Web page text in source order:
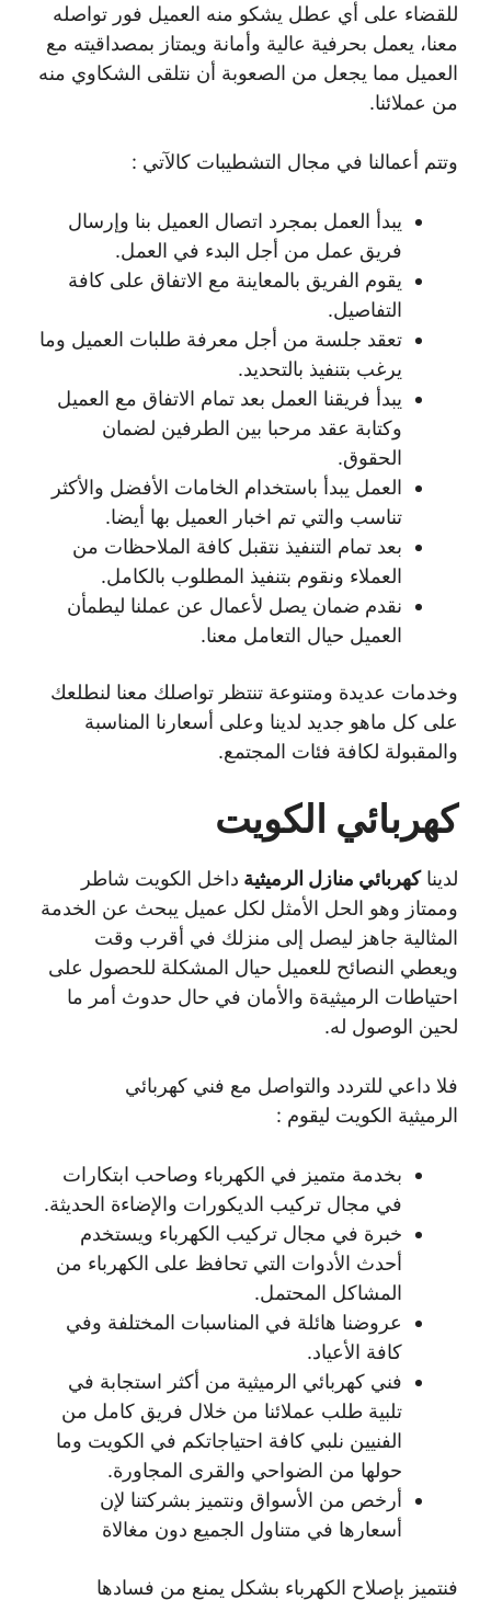
للقضاء على أي عطل يشكو منه العميل فور تواصله
معنا، يعمل بحرفية عالية وأمانة ويمتاز بمصداقيته مع
العميل مما يجعل من الصعوبة أن نتلقى الشكاوي منه
من عملائنا.
وتتم أعمالنا في مجال التشطيبات كالآتي :
يبدأ العمل بمجرد اتصال العميل بنا وإرسال
فريق عمل من أجل البدء في العمل.
يقوم الفريق بالمعاينة مع الاتفاق على كافة
التفاصيل.
تعقد جلسة من أجل معرفة طلبات العميل وما
يرغب بتنفيذ بالتحديد.
يبدأ فريقنا العمل بعد تمام الاتفاق مع العميل
وكتابة عقد مرحبا بين الطرفين لضمان
الحقوق.
العمل يبدأ باستخدام الخامات الأفضل والأكثر
تناسب والتي تم اخبار العميل بها أيضا.
بعد تمام التنفيذ نتقبل كافة الملاحظات من
العملاء ونقوم بتنفيذ المطلوب بالكامل.
نقدم ضمان يصل لأعمال عن عملنا ليطمأن
العميل حيال التعامل معنا.
وخدمات عديدة ومتنوعة تنتظر تواصلك معنا لنطلعك
على كل ماهو جديد لدينا وعلى أسعارنا المناسبة
والمقبولة لكافة فئات المجتمع.
كهربائي الكويت
لديناكهربائي منازل الرميثية داخل الكويت شاطر
وممتاز وهو الحل الأمثل لكل عميل يبحث عن الخدمة
المثالية جاهز ليصل إلى منزلك في أقرب وقت
ويعطي النصائح للعميل حيال المشكلة للحصول على
احتياطات الرميثيةة والأمان في حال حدوث أمر ما
لحين الوصول له.
فلا داعي للتردد والتواصل مع فني كهربائي
الرميثية الكويت ليقوم :
بخدمة متميز في الكهرباء وصاحب ابتكارات
في مجال تركيب الديكورات والإضاءة الحديثة.
خبرة في مجال تركيب الكهرباء ويستخدم
أحدث الأدوات التي تحافظ على الكهرباء من
المشاكل المحتمل.
عروضنا هائلة في المناسبات المختلفة وفي
كافة الأعياد.
فني كهربائي الرميثية من أكثر استجابة في
تلبية طلب عملائنا من خلال فريق كامل من
الفنيين نلبي كافة احتياجاتكم في الكويت وما
حولها من الضواحي والقرى المجاورة.
أرخص من الأسواق ونتميز بشركتنا لإن
أسعارها في متناول الجميع دون مغالاة
فنتميز بإصلاح الكهرباء بشكل يمنع من فسادها